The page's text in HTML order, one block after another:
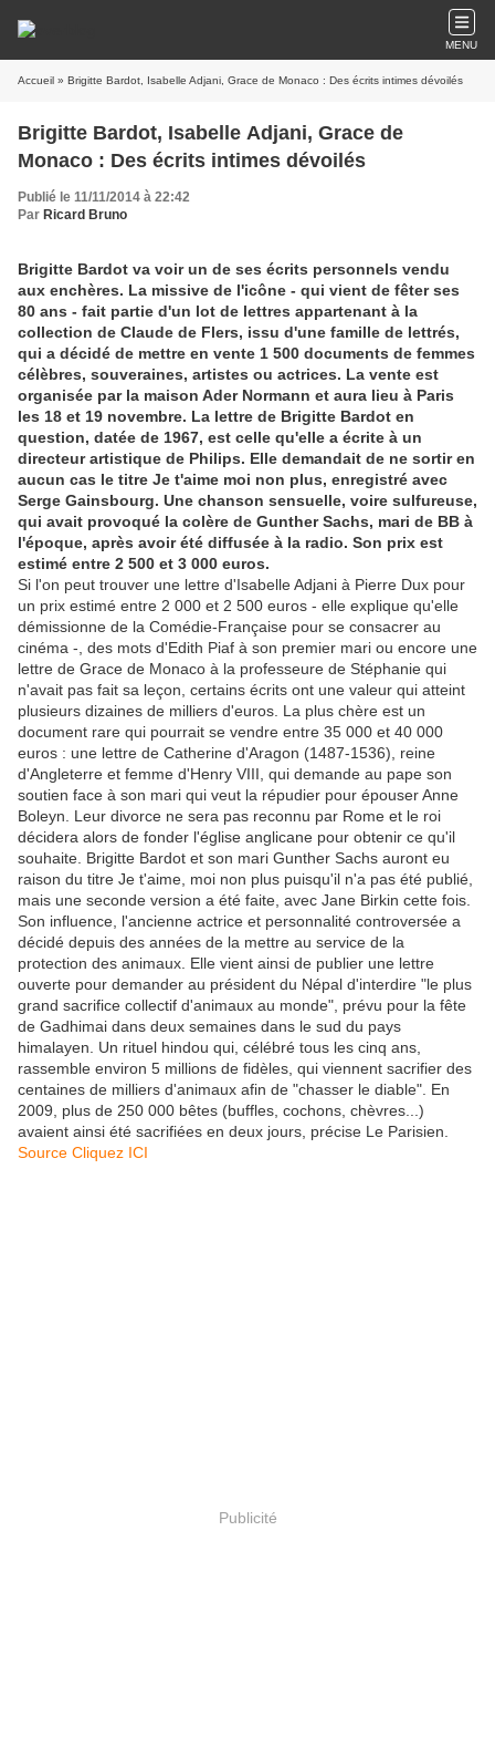
MENU
Accueil » Brigitte Bardot, Isabelle Adjani, Grace de Monaco : Des écrits intimes dévoilés
Brigitte Bardot, Isabelle Adjani, Grace de
Monaco : Des écrits intimes dévoilés
Publié le 11/11/2014 à 22:42
Par Ricard Bruno
Brigitte Bardot va voir un de ses écrits personnels vendu
aux enchères. La missive de l'icône - qui vient de fêter ses
80 ans - fait partie d'un lot de lettres appartenant à la
collection de Claude de Flers, issu d'une famille de lettrés,
qui a décidé de mettre en vente 1 500 documents de femmes
célèbres, souveraines, artistes ou actrices. La vente est
organisée par la maison Ader Normann et aura lieu à Paris
les 18 et 19 novembre. La lettre de Brigitte Bardot en
question, datée de 1967, est celle qu'elle a écrite à un
directeur artistique de Philips. Elle demandait de ne sortir en
aucun cas le titre Je t'aime moi non plus, enregistré avec
Serge Gainsbourg. Une chanson sensuelle, voire sulfureuse,
qui avait provoqué la colère de Gunther Sachs, mari de BB à
l'époque, après avoir été diffusée à la radio. Son prix est
estimé entre 2 500 et 3 000 euros.
Si l'on peut trouver une lettre d'Isabelle Adjani à Pierre Dux pour
un prix estimé entre 2 000 et 2 500 euros - elle explique qu'elle
démissionne de la Comédie-Française pour se consacrer au
cinéma -, des mots d'Edith Piaf à son premier mari ou encore une
lettre de Grace de Monaco à la professeure de Stéphanie qui
n'avait pas fait sa leçon, certains écrits ont une valeur qui atteint
plusieurs dizaines de milliers d'euros. La plus chère est un
document rare qui pourrait se vendre entre 35 000 et 40 000
euros : une lettre de Catherine d'Aragon (1487-1536), reine
d'Angleterre et femme d'Henry VIII, qui demande au pape son
soutien face à son mari qui veut la répudier pour épouser Anne
Boleyn. Leur divorce ne sera pas reconnu par Rome et le roi
décidera alors de fonder l'église anglicane pour obtenir ce qu'il
souhaite. Brigitte Bardot et son mari Gunther Sachs auront eu
raison du titre Je t'aime, moi non plus puisqu'il n'a pas été publié,
mais une seconde version a été faite, avec Jane Birkin cette fois.
Son influence, l'ancienne actrice et personnalité controversée a
décidé depuis des années de la mettre au service de la
protection des animaux. Elle vient ainsi de publier une lettre
ouverte pour demander au président du Népal d'interdire "le plus
grand sacrifice collectif d'animaux au monde", prévu pour la fête
de Gadhimai dans deux semaines dans le sud du pays
himalayen. Un rituel hindou qui, célébré tous les cinq ans,
rassemble environ 5 millions de fidèles, qui viennent sacrifier des
centaines de milliers d'animaux afin de "chasser le diable". En
2009, plus de 250 000 bêtes (buffles, cochons, chèvres...)
avaient ainsi été sacrifiées en deux jours, précise Le Parisien.
Source Cliquez ICI
Publicité